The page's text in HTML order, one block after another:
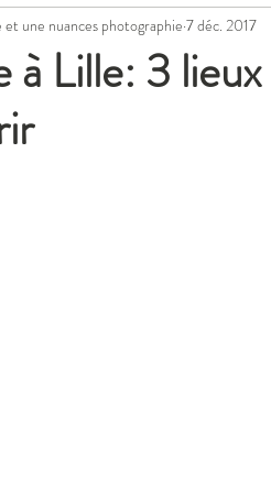
Mariages fun
à Lille: 3
une nuances photographie 7 déc. 2017